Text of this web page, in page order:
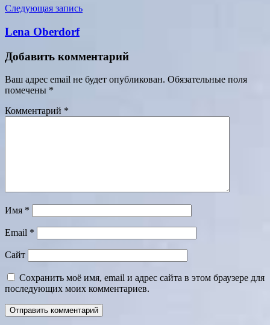
Следующая запись
Lena Oberdorf
Добавить комментарий
Ваш адрес email не будет опубликован. Обязательные поля
помечены *
Комментарий *
Имя *
Email *
Сайт
Сохранить моё имя, email и адрес сайта в этом браузере для
последующих моих комментариев.